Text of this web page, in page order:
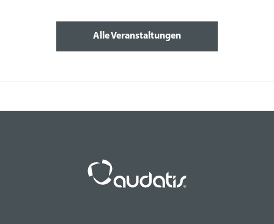
Alle Veranstaltungen